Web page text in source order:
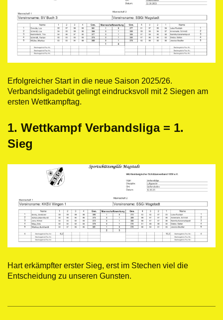
Erfolgreicher Start in die neue Saison 2025/26.
Verbandsligadebüt gelingt eindrucksvoll mit 2 Siegen am
ersten Wettkampftag.
1. Wettkampf Verbandsliga = 1.
Sieg
Hart erkämpfter erster Sieg, erst im Stechen viel die
Entscheidung zu unseren Gunsten.